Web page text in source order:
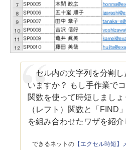
セル内の文字列を分割し
いますか？ もし手作業で
関数を使って時短しましょ
（レフト）関数と「FIND
を組み合わせたワザを紹介
できるネットの【エクセル時短】